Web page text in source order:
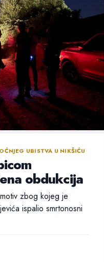
UBISTVA U NIKŠIĆU
obdukcija
zbog kojeg je
ispalio smrtonosni